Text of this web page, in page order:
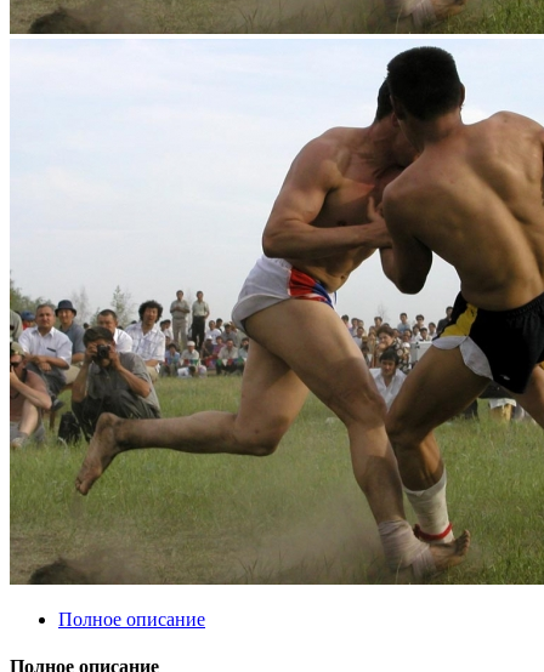
Полное описание
Полное описание